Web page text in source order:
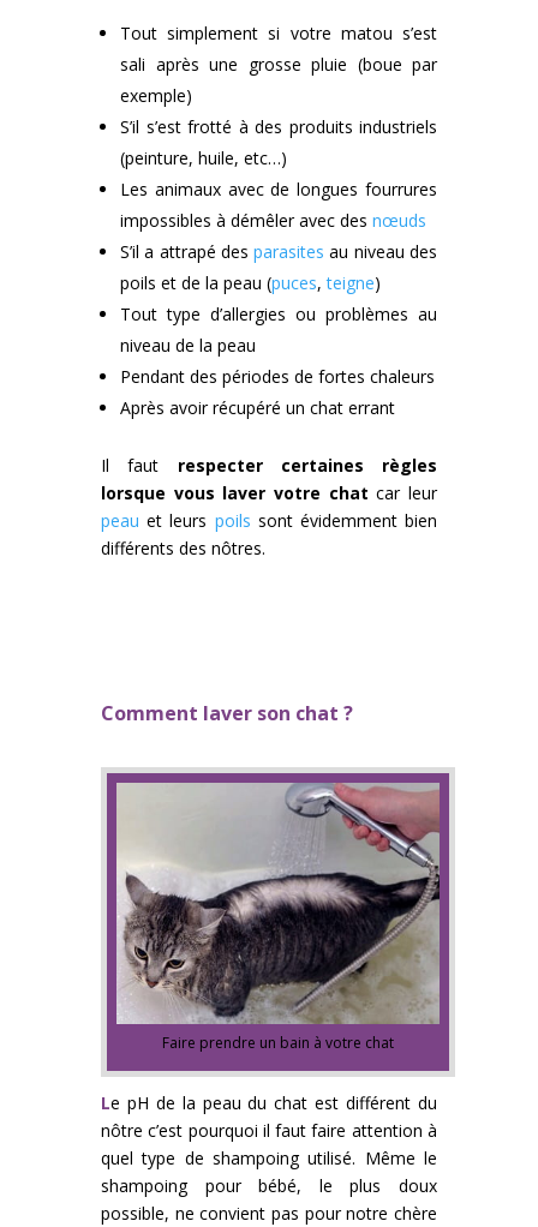
Tout simplement si votre matou s’est
sali après une grosse pluie (boue par
exemple)
S’il s’est frotté à des produits industriels
(peinture, huile, etc…)
Les animaux avec de longues fourrures
impossibles à démêler avec des nœuds
S’il a attrapé desparasites au niveau des
poils et de la peau (puces,teigne)
Tout type d’allergies ou problèmes au
niveau de la peau
Pendant des périodes de fortes chaleurs
Après avoir récupéré un chat errant
Il faut respecter certaines règles
lorsque vous laver votre chat car leur
peau et leurs poils sont évidemment bien
différents des nôtres.
Comment laver son chat ?
Faire prendre un bain à votre chat
Le pH de la peau du chat est différent du
nôtre c’est pourquoi il faut faire attention à
quel type de shampoing utilisé. Même le
shampoing pour bébé, le plus doux
possible, ne convient pas pour notre chère